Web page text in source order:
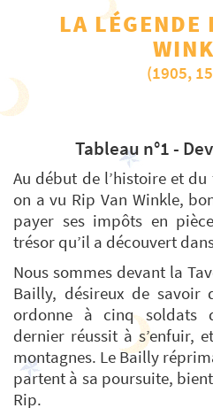
LA LÉGENDE
(1905,
Tableau n°1 -
Au début de l’histoire et
on a vu Rip Van Winkle,
payer ses impôts en
trésor qu’il a découvert
Nous sommes devant la
Bailly, désireux de savoir
ordonne à cinq soldats
dernier réussit à s’enfuir,
montagnes. Le Bailly
partent à sa poursuite,
Rip.